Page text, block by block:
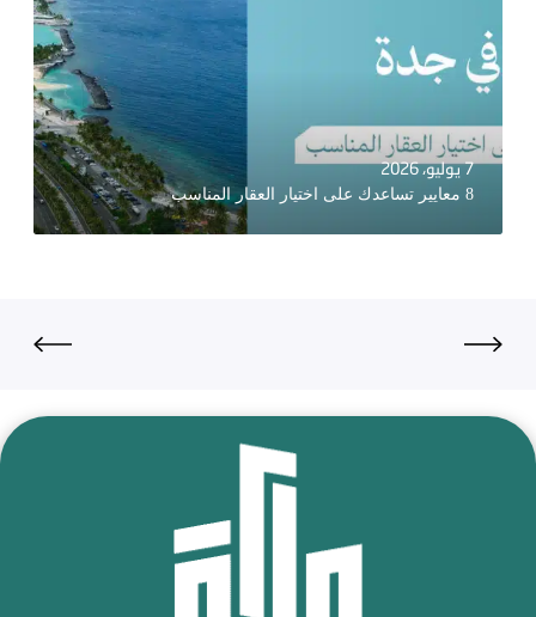
7 يوليو، 2026
8 معايير تساعدك على اختيار العقار المناسب